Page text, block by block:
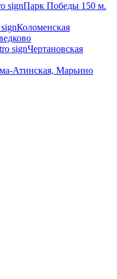
Парк Победы 150 м.
Коломенская
Чертановская
Атинская, Марьино